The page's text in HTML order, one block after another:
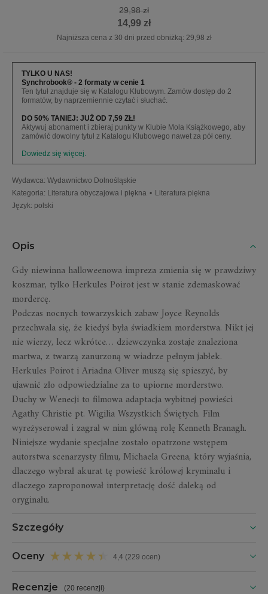
29,98 zł
14,99 zł
Najniższa cena z 30 dni przed obniżką: 29,98 zł
TYLKO U NAS!
Synchrobook® - 2 formaty w cenie 1
Ten tytuł znajduje się w Katalogu Klubowym. Zamów dostęp do 2
formatów, by naprzemiennie czytać i słuchać.
DO 50% TANIEJ: JUŻ OD 7,59 ZŁ!
Aktywuj abonament i zbieraj punkty w Klubie Mola Książkowego, aby
zamówić dowolny tytuł z Katalogu Klubowego nawet za pół ceny.
Dowiedz się więcej.
Wydawca: Wydawnictwo Dolnośląskie
Kategoria: Literatura obyczajowa i piękna • Literatura piękna
Język: polski
Opis
Gdy niewinna halloweenowa impreza zmienia się w prawdziwy
koszmar, tylko Herkules Poirot jest w stanie zdemaskować
mordercę.
Podczas nocnych towarzyskich zabaw Joyce Reynolds
przechwala się, że kiedyś była świadkiem morderstwa. Nikt jej
nie wierzy, lecz wkrótce… dziewczynka zostaje znaleziona
martwa, z twarzą zanurzoną w wiadrze pełnym jabłek.
Herkules Poirot i Ariadna Oliver muszą się spieszyć, by
ujawnić zło odpowiedzialne za to upiorne morderstwo.
Duchy w Wenecji to filmowa adaptacja wybitnej powieści
Agathy Christie pt. Wigilia Wszystkich Świętych. Film
wyreżyserował i zagrał w nim główną rolę Kenneth Branagh.
Niniejsze wydanie specjalne zostało opatrzone wstępem
autorstwa scenarzysty filmu, Michaela Greena, który wyjaśnia,
dlaczego wybrał akurat tę powieść królowej kryminału i
dlaczego zaproponował interpretację dość daleką od
oryginału.
Szczegóły
Oceny 4,4 (229 ocen)
Recenzje (20 recenzji)